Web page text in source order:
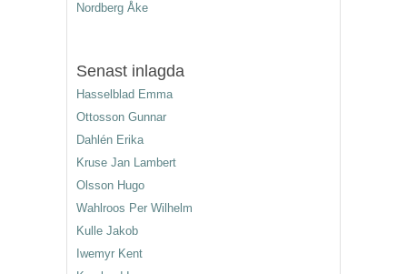
Nordberg Åke
Senast inlagda
Hasselblad Emma
Ottosson Gunnar
Dahlén Erika
Kruse Jan Lambert
Olsson Hugo
Wahlroos Per Wilhelm
Kulle Jakob
Iwemyr Kent